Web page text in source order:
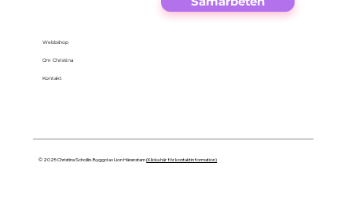
Webbshop
Om Christina
Kontakt
© 2025 Christina Schollin. Byggd av Lion Härenstam(Klicka här för kontaktinformation)